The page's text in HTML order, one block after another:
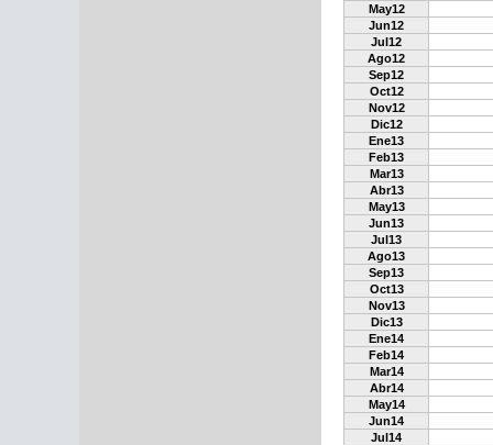
May12
Jun12
Jul12
Ago12
Sep12
Oct12
Nov12
Dic12
Ene13
Feb13
Mar13
Abr13
May13
Jun13
Jul13
Ago13
Sep13
Oct13
Nov13
Dic13
Ene14
Feb14
Mar14
Abr14
May14
Jun14
Jul14